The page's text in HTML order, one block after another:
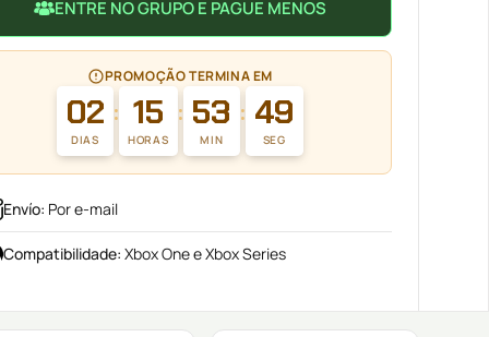
ENTRE NO GRUPO E PAGUE MENOS
PROMOÇÃO TERMINA EM
02
DIAS
: 15
HORAS
: 53
MIN
: 48
SEG
Envío: Por e-mail
Compatibilidade: Xbox One e Xbox Series